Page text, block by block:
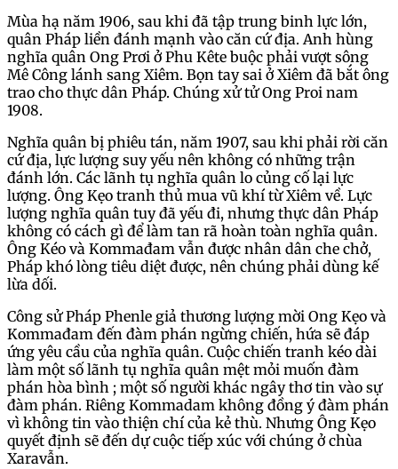
Mùa hạ năm 1906, sau khi đã tập trung binh lực lớn,
quân Pháp liền đánh mạnh vào căn cứ địa. Anh hùng
nghĩa quân Ong Prơi ở Phu Kête buộc phải vượt sông
Mê Công lánh sang Xiêm. Bọn tay sai ở Xiêm đã bắt ông
trao cho thực dân Pháp. Chúng xử tử Ong Proi nam
1908.
Nghĩa quân bị phiêu tán, năm 1907, sau khi phải rời căn
cứ địa, lực lượng suy yếu nên không có những trận
đánh lớn. Các lãnh tụ nghĩa quân lo củng cố lại lực
lượng. Ông Kẹo tranh thủ mua vũ khí từ Xiêm về. Lực
lượng nghĩa quân tuy đã yếu đi, nhưng thực dân Pháp
không có cách gì để làm tan rã hoàn toàn nghĩa quân.
Ông Kéo và Kommađam vẫn được nhân dân che chở,
Pháp khó lòng tiêu diệt được, nên chúng phải dùng kế
lừa dối.
Công sử Pháp Phenle giả thương lượng mời Ong Kẹo và
Kommađam đến đàm phán ngừng chiến, hứa sẽ đáp
ứng yêu cầu của nghĩa quân. Cuộc chiến tranh kéo dài
làm một số lãnh tụ nghĩa quân mệt mỏi muốn đàm
phán hòa bình ; một số người khác ngây thơ tin vào sự
đàm phán. Riêng Kommadam không đồng ý đàm phán
vì không tin vào thiện chí của kẻ thù. Nhưng Ông Kẹo
quyết định sẽ đến dự cuộc tiếp xúc với chúng ở chùa
Xaravẫn.